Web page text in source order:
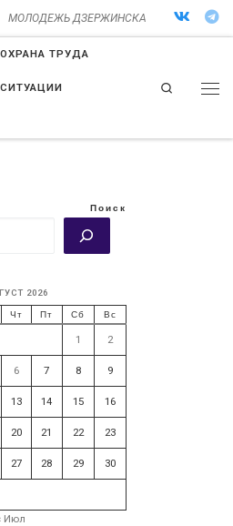
МОЛОДЕЖЬ ДЗЕРЖИНСКА
ОХРАНА ТРУДА
Search
Поиск
2026
Чт Пт Сб Вс
1 2
6 7 8 9
13 14 15 16
20 21 22 23
27 28 29 30
Июл